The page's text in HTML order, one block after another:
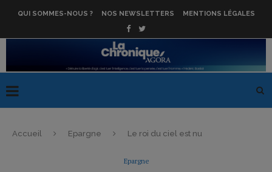
QUI SOMMES-NOUS ? NOS NEWSLETTERS MENTIONS LÉGALES
Accueil Epargne Le roi du ciel est nu
Epargne